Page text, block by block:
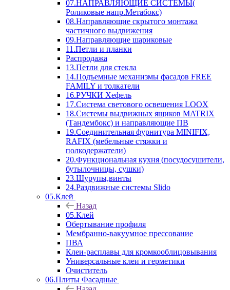
07.НАПРАВЛЯЮЩИЕ СИСТЕМЫ(
Роликовые напр.Метабокс)
08.Направляющие скрытого монтажа
частичного выдвижения
09.Направляющие шариковые
11.Петли и планки
Распродажа
13.Петли для стекла
14.Подъемные механизмы фасадов FREE
FAMILY и толкатели
16.РУЧКИ Хефель
17.Система светового освещения LOOX
18.Системы выдвижных ящиков MATRIX
(Тандембокс) и направляющие ПВ
19.Соединительная фурнитура MINIFIX,
RAFIX (мебельные стяжки и
полкодержатели)
20.Функциональная кухня (посудосушители,
бутылочницы, сушки)
23.Шурупы,винты
24.Раздвижные системы Slido
05.Клей
Назад
05.Клей
Обертывание профиля
Мембранно-вакуумное прессование
ПВА
Клеи-расплавы для кромкооблицовывания
Универсальные клеи и герметики
Очиститель
06.Плиты Фасадные